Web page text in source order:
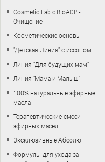
Cosmetic Lab с BioACP -
Очищение
Косметические основы
"Детская Линия" с иссопом
Линия "Для будущих мам"
Линия "Мама и Малыш"
100% натуральные эфирные
масла
Терапевтические смеси
эфирных масел
Эксклюзивные Абсолю
Формулы для ухода за